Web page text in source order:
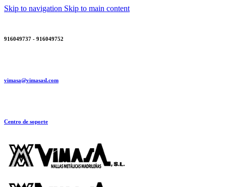
Skip to navigation Skip to main content
916049737 - 916049752
vimasa@vimasasl.com
Centro de soporte